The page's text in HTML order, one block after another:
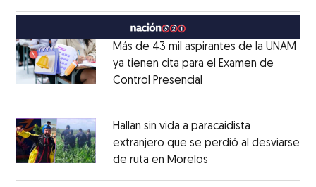
MéxicoOpens in new window
Más de 43 mil aspirantes de la UNAM
ya tienen cita para el Examen de
Control Presencial
Hallan sin vida a paracaidista
extranjero que se perdió al desviarse
de ruta en Morelos